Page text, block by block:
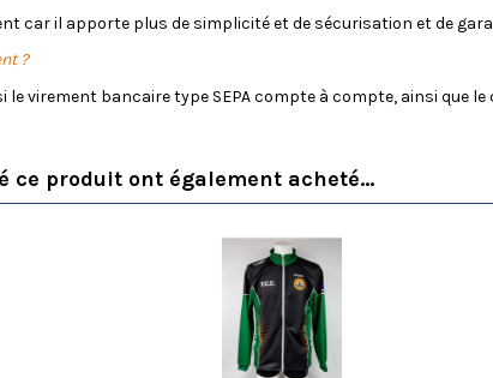
car il apporte plus de simplicité et de sécurisation et de
?
le virement bancaire type SEPA compte à compte, ainsi que
ce produit ont également acheté...